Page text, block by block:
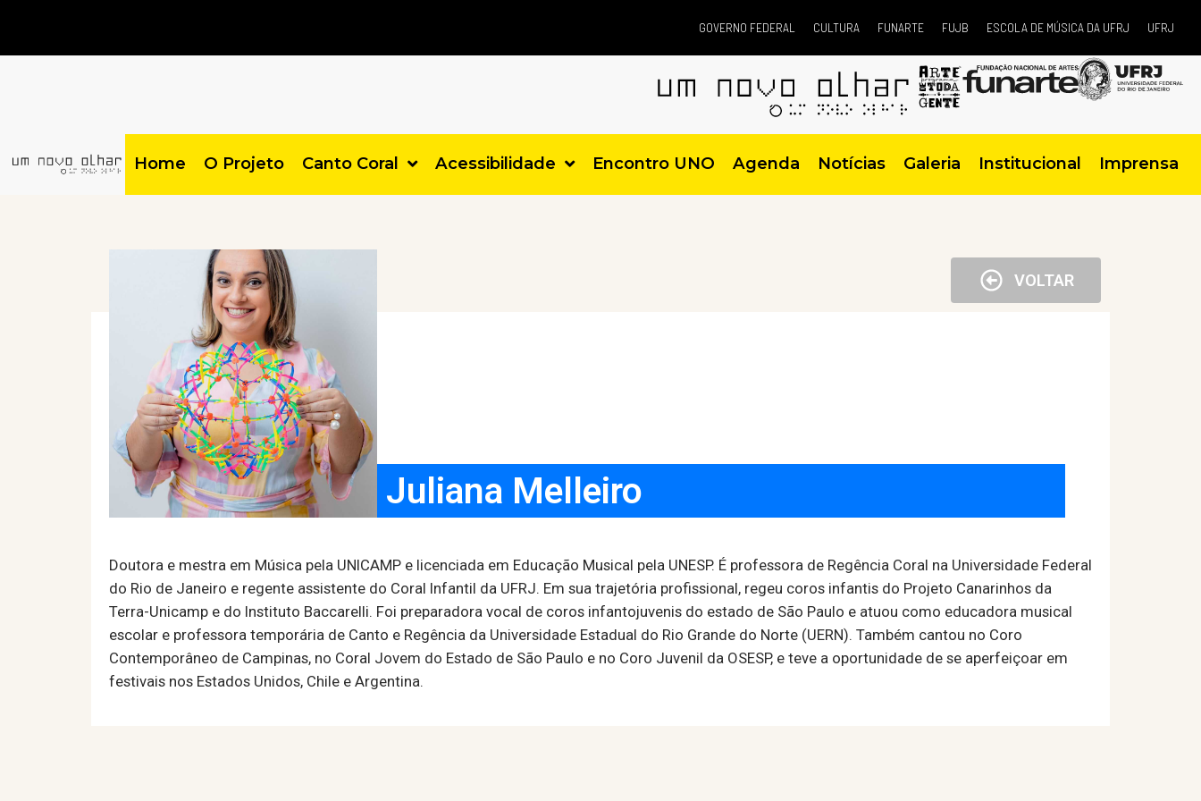
GOVERNO FEDERAL CULTURA FUNARTE FUJB ESCOLA DE MÚSICA DA UFRJ UFRJ
Home O Projeto Canto Coral Acessibilidade Encontro UNO Agenda Notícias Galeria Institucional Imprensa
VOLTAR
Juliana Melleiro
Doutora e mestra em Música pela UNICAMP e licenciada em Educação Musical pela UNESP. É professora de Regência Coral na Universidade Federal
do Rio de Janeiro e regente assistente do Coral Infantil da UFRJ. Em sua trajetória profissional, regeu coros infantis do Projeto Canarinhos da
Terra-Unicamp e do Instituto Baccarelli. Foi preparadora vocal de coros infantojuvenis do estado de São Paulo e atuou como educadora musical
escolar e professora temporária de Canto e Regência da Universidade Estadual do Rio Grande do Norte (UERN). Também cantou no Coro
Contemporâneo de Campinas, no Coral Jovem do Estado de São Paulo e no Coro Juvenil da OSESP, e teve a oportunidade de se aperfeiçoar em
festivais nos Estados Unidos, Chile e Argentina.